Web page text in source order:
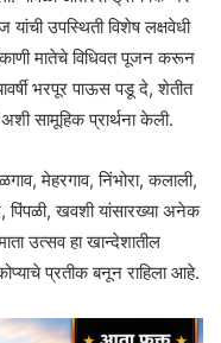
उपस्थिती विशेष लक्षवेधी
मातेचे विधिवत पूजन करून
भरपूर पाऊस पडू दे, शेतीत
सामूहिक प्रार्थना केली.
मेहरगाव, निंभोरा, कलाली,
पिंपळी, खवशी यांसारख्या अनेक
उत्सव हा खान्देशातील
प्रतीक बनून राहिला आहे.